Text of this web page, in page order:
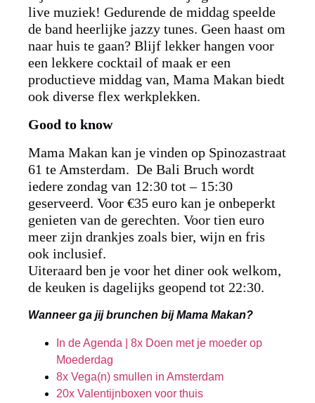
live muziek! Gedurende de middag speelde
de band heerlijke jazzy tunes. Geen haast om
naar huis te gaan? Blijf lekker hangen voor
een lekkere cocktail of maak er een
productieve middag van, Mama Makan biedt
ook diverse flex werkplekken.
Good to know
Mama Makan kan je vinden op Spinozastraat
61 te Amsterdam. De Bali Bruch wordt
iedere zondag van 12:30 tot – 15:30
geserveerd. Voor €35 euro kan je onbeperkt
genieten van de gerechten. Voor tien euro
meer zijn drankjes zoals bier, wijn en fris
ook inclusief.
Uiteraard ben je voor het diner ook welkom,
de keuken is dagelijks geopend tot 22:30.
Wanneer ga jij brunchen bij Mama Makan?
In de Agenda | 8x Doen met je moeder op
Moederdag
8x Vega(n) smullen in Amsterdam
20x Valentijnboxen voor thuis